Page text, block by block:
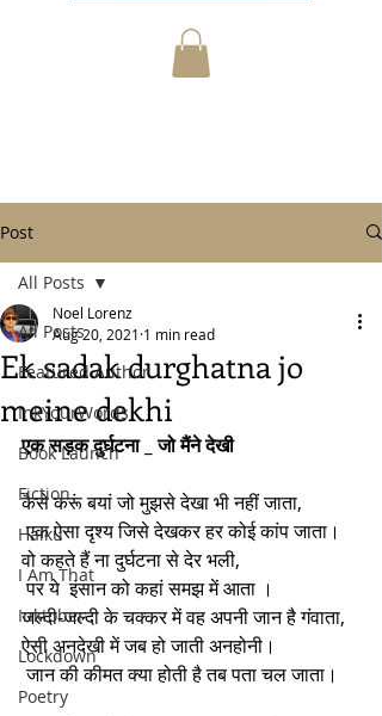
Post
All Posts
Featured Author
InkYourWords
Book Launch
Fiction
Haiku
I Am That
Inktober
Lockdown
Poetry
All Posts
Ek sadak durghatna jo
meine dekhi
Noel Lorenz
Aug 20, 2021 1 min read
एक सड़क दुर्घटना _ जो मैंने देखी
कैसे करूं बयां जो मुझसे देखा भी नहीं जाता,
एक ऐसा दृश्य जिसे देखकर हर कोई कांप जाता।
वो कहते हैं ना दुर्घटना से देर भली,
पर ये  इंसान को कहां समझ में आता ।
जल्दी-जल्दी के चक्कर में वह अपनी जान है गंवाता,
ऐसी अनदेखी में जब हो जाती अनहोनी।
जान की कीमत क्या होती है तब पता चल जाता।